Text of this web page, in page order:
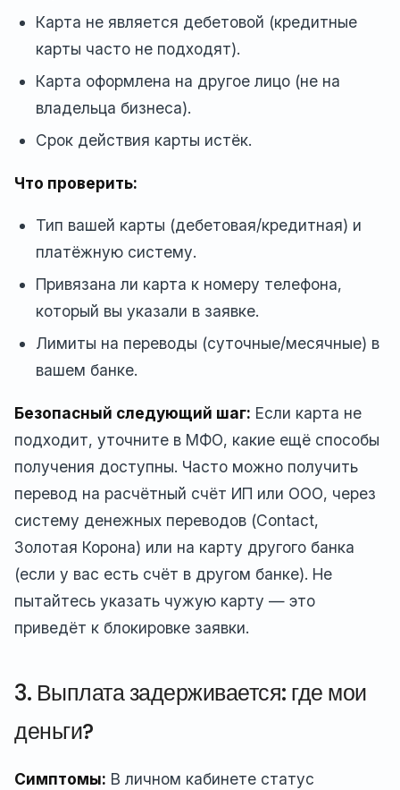
Карта не является дебетовой (кредитные
карты часто не подходят).
Карта оформлена на другое лицо (не на
владельца бизнеса).
Срок действия карты истёк.
Что проверить:
Тип вашей карты (дебетовая/кредитная) и
платёжную систему.
Привязана ли карта к номеру телефона,
который вы указали в заявке.
Лимиты на переводы (суточные/месячные) в
вашем банке.
Безопасный следующий шаг: Если карта не
подходит, уточните в МФО, какие ещё способы
получения доступны. Часто можно получить
перевод на расчётный счёт ИП или ООО, через
систему денежных переводов (Contact,
Золотая Корона) или на карту другого банка
(если у вас есть счёт в другом банке). Не
пытайтесь указать чужую карту — это
приведёт к блокировке заявки.
3. Выплата задерживается: где мои
деньги?
Симптомы: В личном кабинете статус